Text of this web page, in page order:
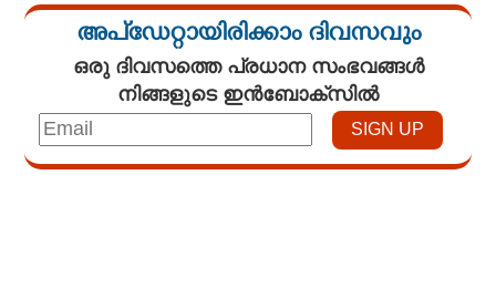
അപ്ഡേറ്റായിരിക്കാം ദിവസവും
ഒരു ദിവസത്തെ പ്രധാന സംഭവങ്ങൾ
നിങ്ങളുടെ ഇൻബോക്സിൽ